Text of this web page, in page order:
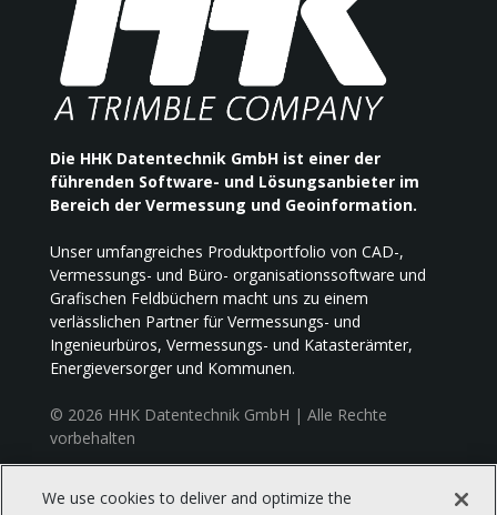
Die HHK Datentechnik GmbH ist einer der
führenden Software- und Lösungsanbieter im
Bereich der Vermessung und Geoinformation.
Unser umfangreiches Produktportfolio von CAD-,
Vermessungs- und Büro- organisationssoftware und
Grafischen Feldbüchern macht uns zu einem
verlässlichen Partner für Vermessungs- und
Ingenieurbüros, Vermessungs- und Katasterämter,
Energieversorger und Kommunen.
© 2026 HHK Datentechnik GmbH | Alle Rechte
vorbehalten
HHK Datentechnik GmbH, Hamburger Straße 277
We use cookies to deliver and optimize the